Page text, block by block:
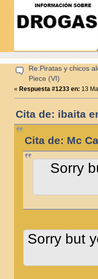
Re:Piratas y chicos
Piece (VI)
«Respuesta #1233 en: 13
Cita de: ibaita
Cita de: Mc
Sorry
Sorry but